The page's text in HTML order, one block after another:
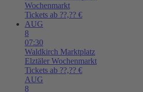
Wochenmarkt
Tickets ab ??,?? €
AUG
8
07:30
Waldkirch Marktplatz
Elztäler Wochenmarkt
Tickets ab ??,?? €
AUG
8